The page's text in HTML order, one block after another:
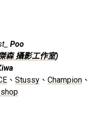
Poo
森 攝影工作室)
、 Stussy、 Champion、